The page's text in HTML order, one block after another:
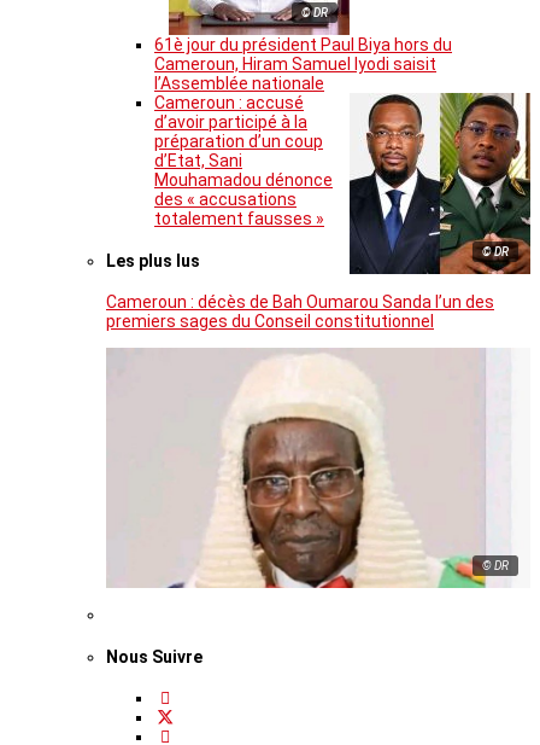
© DR
61è jour du président Paul Biya hors du
Cameroun, Hiram Samuel Iyodi saisit
l’Assemblée nationale
© DR
Cameroun : accusé
d’avoir participé à la
préparation d’un coup
d’Etat, Sani
Mouhamadou dénonce
des « accusations
totalement fausses »
Les plus lus
Cameroun : décès de Bah Oumarou Sanda l’un des
premiers sages du Conseil constitutionnel
© DR
Nous Suivre